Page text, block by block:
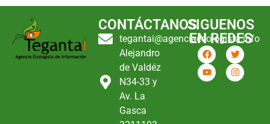
CONTÁCTANOS
tegantai@agenciaecologista.info
Alejandro
de Valdéz
N34-33 y
Av. La
Gasca
SIGUENOS
EN REDES